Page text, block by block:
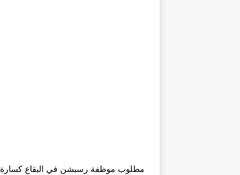
مطلوب موظفة رسبشن في البقاع كسارة